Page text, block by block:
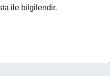
ile bilgilendir.